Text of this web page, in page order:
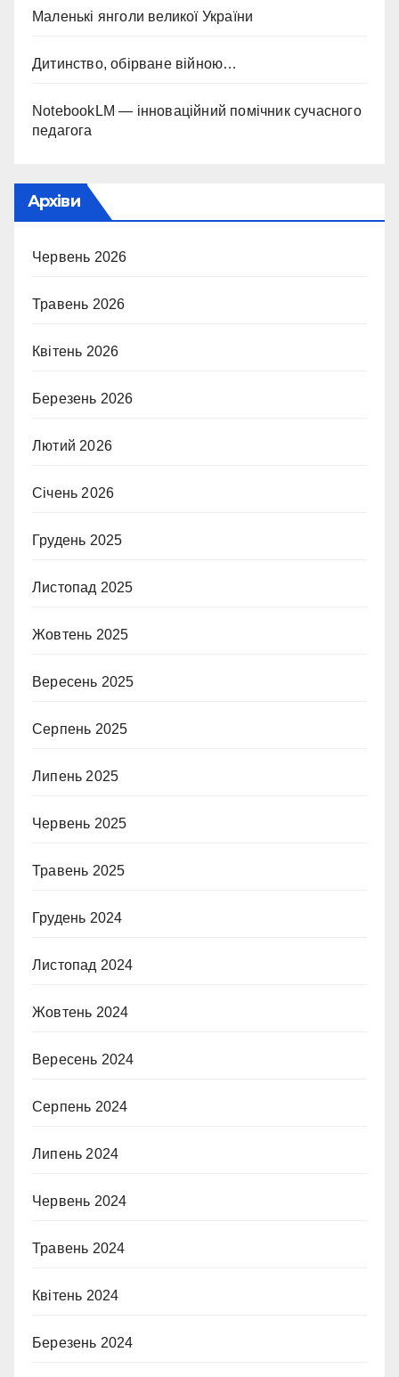
Маленькі янголи великої України
Дитинство, обірване війною…
NotebookLM — інноваційний помічник сучасного
педагога
Архіви
Червень 2026
Травень 2026
Квітень 2026
Березень 2026
Лютий 2026
Січень 2026
Грудень 2025
Листопад 2025
Жовтень 2025
Вересень 2025
Серпень 2025
Липень 2025
Червень 2025
Травень 2025
Грудень 2024
Листопад 2024
Жовтень 2024
Вересень 2024
Серпень 2024
Липень 2024
Червень 2024
Травень 2024
Квітень 2024
Березень 2024